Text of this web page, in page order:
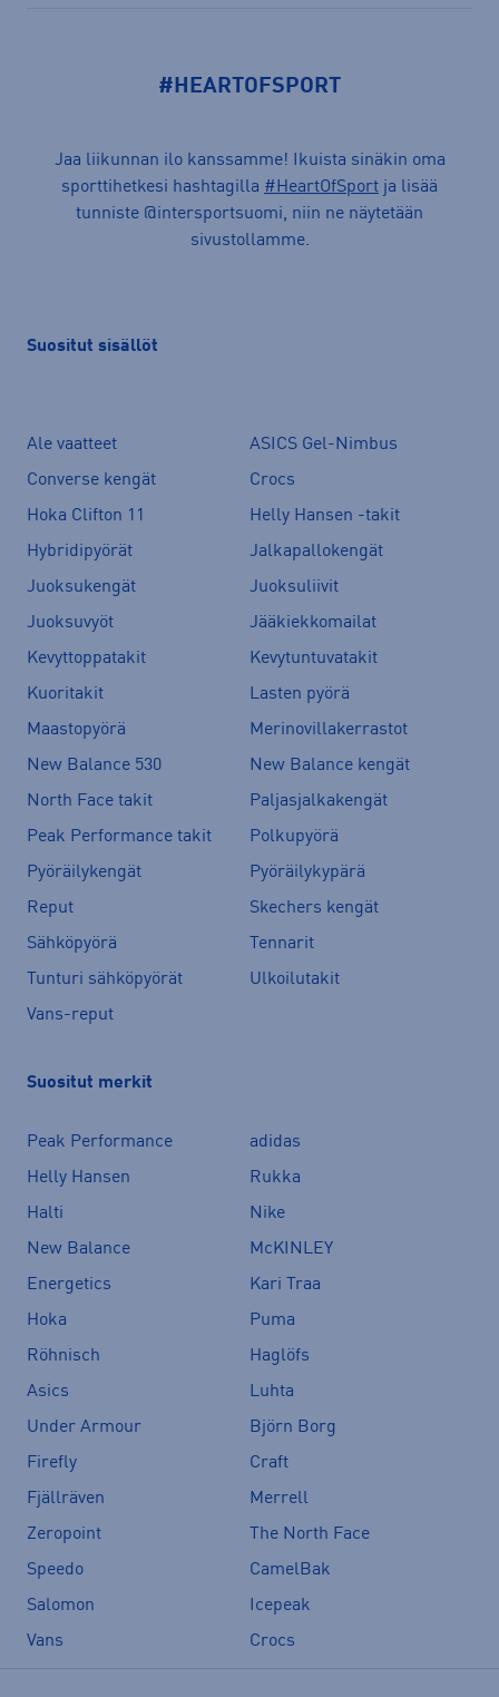
#HEARTOFSPORT
Jaa liikunnan ilo kanssamme! Ikuista sinäkin oma
sporttihetkesi hashtagilla #HeartOfSport ja lisää
tunniste @intersportsuomi, niin ne näytetään
sivustollamme.
Suositut sisällöt
Ale vaatteet
ASICS Gel-Nimbus
Converse kengät
Crocs
Hoka Clifton 11
Helly Hansen -takit
Hybridipyörät
Jalkapallokengät
Juoksukengät
Juoksuliivit
Juoksuvyöt
Jääkiekkomailat
Kevyttoppatakit
Kevytuntuvatakit
Kuoritakit
Lasten pyörä
Maastopyörä
Merinovillakerrastot
New Balance 530
New Balance kengät
North Face takit
Paljasjalkakengät
Peak Performance takit
Polkupyörä
Pyöräilykengät
Pyöräilykypärä
Reput
Skechers kengät
Sähköpyörä
Tennarit
Tunturi sähköpyörät
Ulkoilutakit
Vans-reput
Suositut merkit
Peak Performance
adidas
Helly Hansen
Rukka
Halti
Nike
New Balance
McKINLEY
Energetics
Kari Traa
Hoka
Puma
Röhnisch
Haglöfs
Asics
Luhta
Under Armour
Björn Borg
Firefly
Craft
Fjällräven
Merrell
Zeropoint
The North Face
Speedo
CamelBak
Salomon
Icepeak
Vans
Crocs